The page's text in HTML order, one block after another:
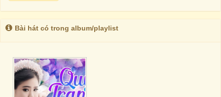
Bài hát có trong album/playlist